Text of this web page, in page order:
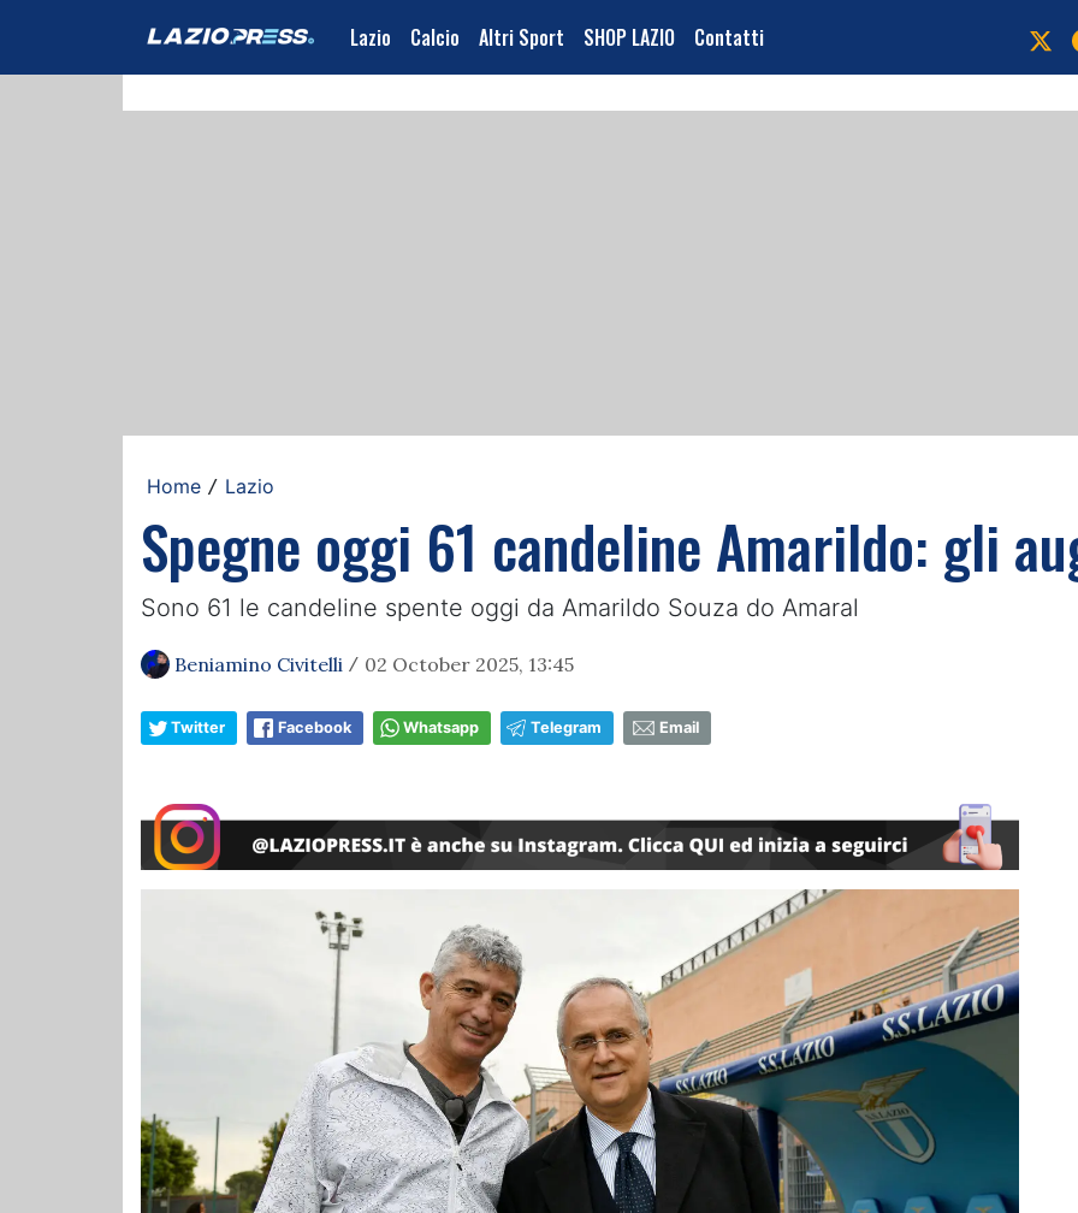
Lazio Calcio Altri Sport SHOP LAZIO Contatti
Home / Lazio
Spegne oggi 61 candeline Amarildo: gli
Sono 61 le candeline spente oggi da Amarildo Souza do Amaral
Beniamino Civitelli / 02 October 2025, 13:45
Twitter Facebook Whatsapp Telegram Email